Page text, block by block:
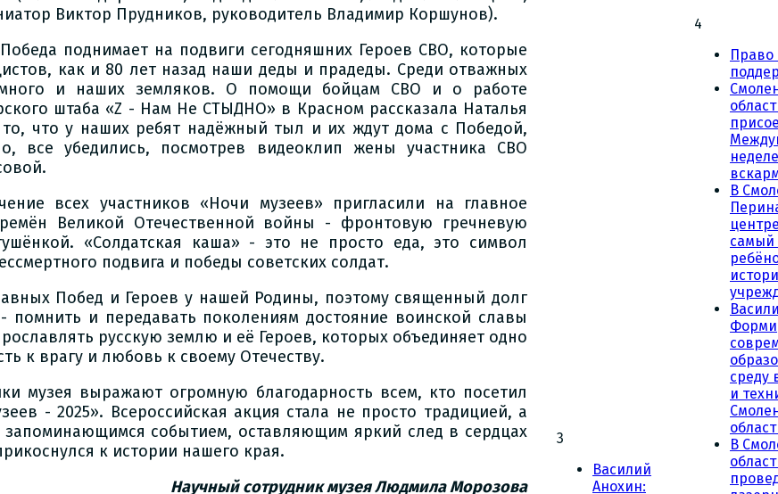
Виктор Прудников, руководитель Владимир Коршунов).
поднимает на подвиги сегодняшних Героев СВО, которые
как и 80 лет назад наши деды и прадеды. Среди отважных
и наших земляков. О помощи бойцам СВО и о работе
штаба «Z - Нам Не СТЫДНО» в Красном рассказала Наталья
что у наших ребят надёжный тыл и их ждут дома с Победой,
все убедились, посмотрев видеоклип жены участника СВО
всех участников «Ночи музеев» пригласили на главное
Великой Отечественной войны - фронтовую гречневую
«Солдатская каша» - это не просто еда, это символ
подвига и победы советских солдат.
Побед и Героев у нашей Родины, поэтому священный долг
помнить и передавать поколениям достояние воинской славы
русскую землю и её Героев, которых объединяет одно
к врагу и любовь к своему Отечеству.
музея выражают огромную благодарность всем, кто посетил
- 2025». Всероссийская акция стала не просто традицией, а
событием, оставляющим яркий след в сердцах
к истории нашего края.
Научный сотрудник музеяЛюдмила Морозова
3
Василий
Анохин:
4
Право
В
самый
среду
и
В